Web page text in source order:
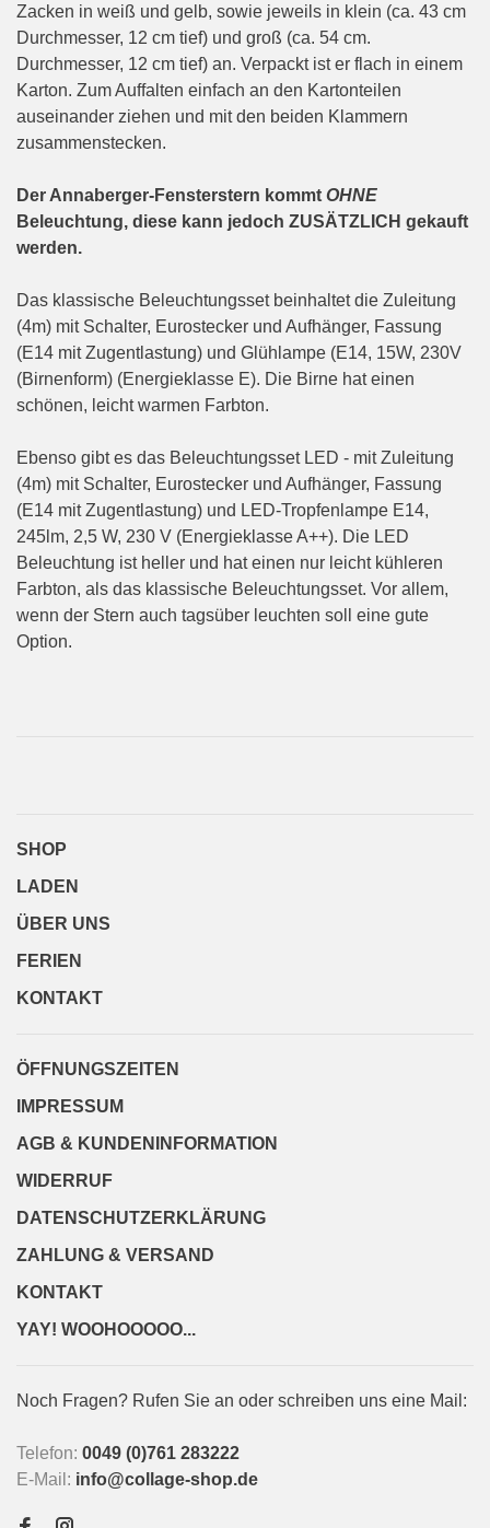
Zacken in weiß und gelb, sowie jeweils in klein (ca. 43 cm
Durchmesser, 12 cm tief) und groß (ca. 54 cm.
Durchmesser, 12 cm tief) an. Verpackt ist er flach in einem
Karton. Zum Auffalten einfach an den Kartonteilen
auseinander ziehen und mit den beiden Klammern
zusammenstecken.
Der Annaberger-Fensterstern kommt OHNE
Beleuchtung, diese kann jedoch ZUSÄTZLICH gekauft
werden.
Das klassische Beleuchtungsset beinhaltet die Zuleitung
(4m) mit Schalter, Eurostecker und Aufhänger, Fassung
(E14 mit Zugentlastung) und Glühlampe (E14, 15W, 230V
(Birnenform) (Energieklasse E). Die Birne hat einen
schönen, leicht warmen Farbton.
Ebenso gibt es das Beleuchtungsset LED - mit Zuleitung
(4m) mit Schalter, Eurostecker und Aufhänger, Fassung
(E14 mit Zugentlastung) und LED-Tropfenlampe E14,
245lm, 2,5 W, 230 V (Energieklasse A++). Die LED
Beleuchtung ist heller und hat einen nur leicht kühleren
Farbton, als das klassische Beleuchtungsset. Vor allem,
wenn der Stern auch tagsüber leuchten soll eine gute
Option.
SHOP
LADEN
ÜBER UNS
FERIEN
KONTAKT
ÖFFNUNGSZEITEN
IMPRESSUM
AGB & KUNDENINFORMATION
WIDERRUF
DATENSCHUTZERKLÄRUNG
ZAHLUNG & VERSAND
KONTAKT
YAY! WOOHOOOOO...
Noch Fragen? Rufen Sie an oder schreiben uns eine Mail:
Telefon: 0049 (0)761 283222
E-Mail: info@collage-shop.de